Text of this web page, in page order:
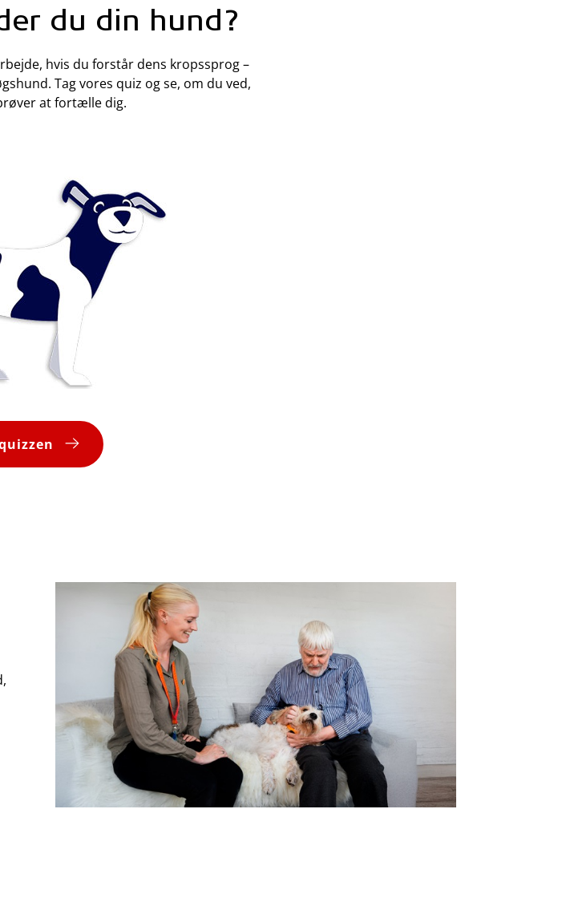
du din hund?
hvis du forstår dens kropssprog –
Tag vores quiz og se, om du ved,
at fortælle dig.